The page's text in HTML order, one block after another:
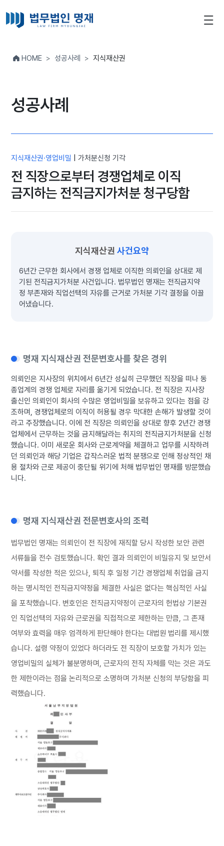
HOME 성공사례 지식재산권
성공사례
지식재산권·영업비밀 |가처분신청 기각
전 직장으로부터 경쟁업체로 이직
금지하는 전직금지가처분 청구당함
지식재산권 사건요약
6년간 근무한 회사에서 경쟁 업체로 이직한 의뢰인을 상대로 제
기된 전직금지가처분 사건입니다. 법무법인 명재는 전직금지약
정 부존재와 직업선택의 자유를 근거로 가처분 기각 결정을 이끌
어냈습니다.
명재 지식재산권 전문변호사를 찾은 경위
의뢰인은 지사장의 위치에서 6년간 성실히 근무했던 직장을 떠나 동
종업계의 경쟁 업체로 자리를 옮기게 되었습니다. 전 직장은 지사장
출신인 의뢰인이 회사의 수많은 영업비밀을 보유하고 있다는 점을 강
조하며, 경쟁업체로의 이직이 허용될 경우 막대한 손해가 발생할 것이
라고 주장했습니다. 이에 전 직장은 의뢰인을 상대로 향후 2년간 경쟁
업체에서 근무하는 것을 금지해달라는 취지의 전직금지가처분을 신청
했습니다. 이미 새로운 회사와 근로계약을 체결하고 업무를 시작하려
던 의뢰인과 해당 기업은 갑작스러운 법적 분쟁으로 인해 정상적인 채
용 절차와 근로 제공이 중단될 위기에 처해 법무법인 명재를 방문했습
니다.
명재 지식재산권 전문변호사의 조력
법무법인 명재는 의뢰인이 전 직장에 재직할 당시 작성한 보안 관련
서류들을 전수 검토했습니다. 확인 결과 의뢰인이 비밀유지 및 보안서
약서를 작성한 적은 있으나, 퇴직 후 일정 기간 경쟁업체 취업을 금지
하는 명시적인 전직금지약정을 체결한 사실은 없다는 핵심적인 사실
을 포착했습니다. 변호인은 전직금지약정이 근로자의 헌법상 기본권
인 직업선택의 자유와 근로권을 직접적으로 제한하는 만큼, 그 존재
여부와 효력을 매우 엄격하게 판단해야 한다는 대법원 법리를 제시했
습니다. 설령 약정이 있었다 하더라도 전 직장이 보호할 가치가 있는
영업비밀의 실체가 불분명하며, 근로자의 전직 자체를 막는 것은 과도
한 제한이라는 점을 논리적으로 소명하며 가처분 신청의 부당함을 피
력했습니다.